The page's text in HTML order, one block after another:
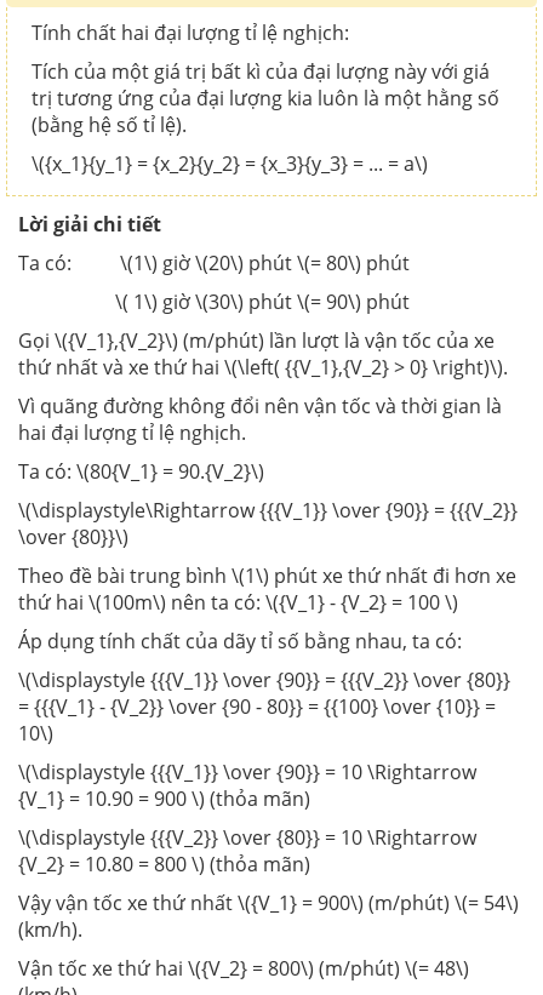
Tính chất hai đại lượng tỉ lệ nghịch:
Tích của một giá trị bất kì của đại lượng này với giá
trị tương ứng của đại lượng kia luôn là một hằng số
(bằng hệ số tỉ lệ).
\({x_1}{y_1} = {x_2}{y_2} = {x_3}{y_3} = ... = a\)
Lời giải chi tiết
Ta có: \(1\) giờ \(20\) phút \(= 80\) phút
\( 1\) giờ \(30\) phút \(= 90\) phút
Gọi \({V_1},{V_2}\) (m/phút) lần lượt là vận tốc của xe
thứ nhất và xe thứ hai \(\left( {{V_1},{V_2} > 0} \right)\).
Vì quãng đường không đổi nên vận tốc và thời gian là
hai đại lượng tỉ lệ nghịch.
Ta có: \(80{V_1} = 90.{V_2}\)
\(\displaystyle\Rightarrow {{{V_1}} \over {90}} = {{{V_2}}
\over {80}}\)
Theo đề bài trung bình \(1\) phút xe thứ nhất đi hơn xe
thứ hai \(100m\) nên ta có: \({V_1} - {V_2} = 100 \)
Áp dụng tính chất của dãy tỉ số bằng nhau, ta có:
\(\displaystyle {{{V_1}} \over {90}} = {{{V_2}} \over {80}}
= {{{V_1} - {V_2}} \over {90 - 80}} = {{100} \over {10}} =
10\)
\(\displaystyle {{{V_1}} \over {90}} = 10 \Rightarrow
{V_1} = 10.90 = 900 \) (thỏa mãn)
\(\displaystyle {{{V_2}} \over {80}} = 10 \Rightarrow
{V_2} = 10.80 = 800 \) (thỏa mãn)
Vậy vận tốc xe thứ nhất \({V_1} = 900\) (m/phút) \(= 54\)
(km/h).
Vận tốc xe thứ hai \({V_2} = 800\) (m/phút) \(= 48\)